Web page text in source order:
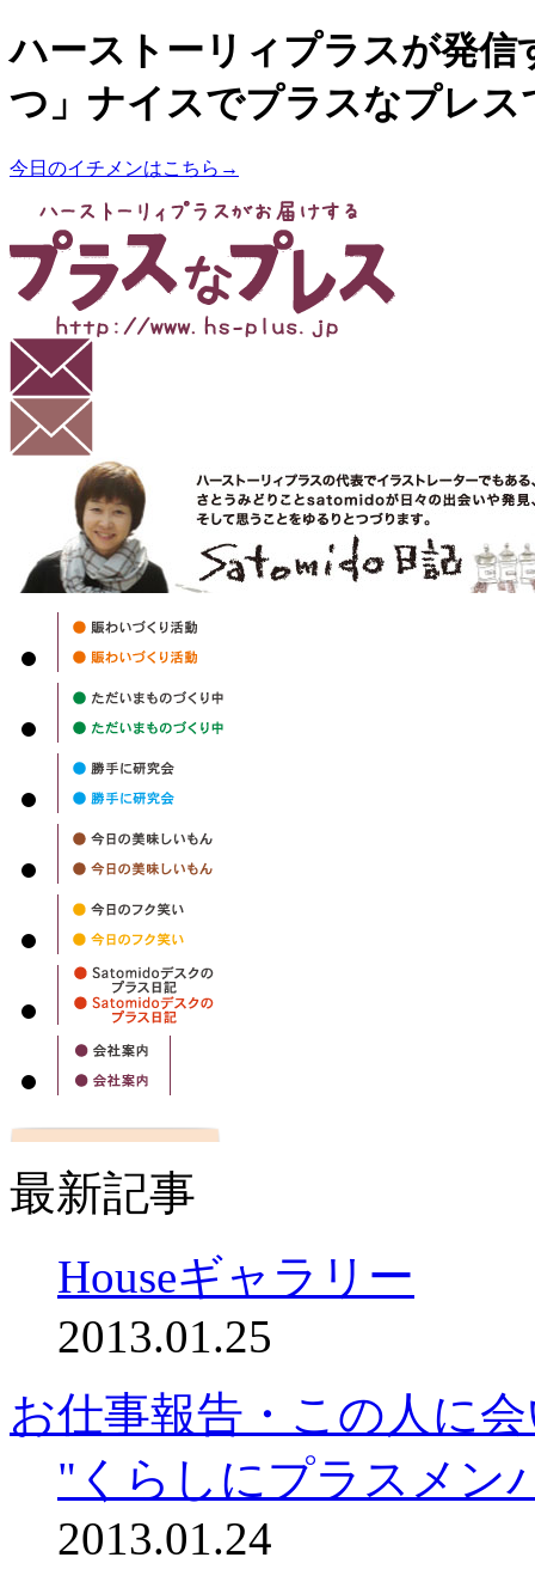
ハーストーリィプラスが発信
つ」ナイスでプラスなプレス
今日のイチメンはこちら→
最新記事
Houseギャラリー
2013.01.25
お仕事報告・この人に
"くらしにプラスメン
2013.01.24